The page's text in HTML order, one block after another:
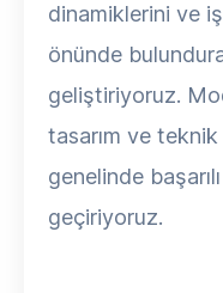
dinamiklerini ve
önünde
geliştiriyoruz.
tasarım ve
genelinde
geçiriyoruz.